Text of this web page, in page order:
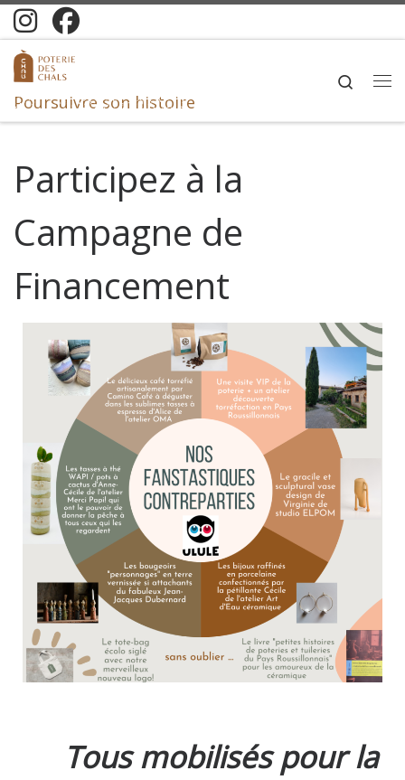
Skip to content
Poursuivre son histoire
Search
Participez à la
Campagne de
Financement
Tous mobilisés pour la